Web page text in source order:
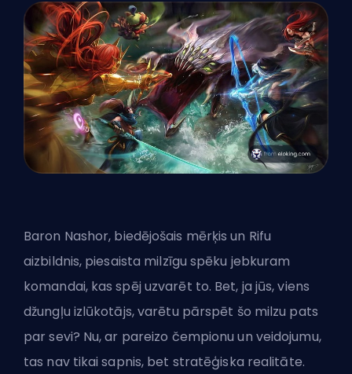
Baron Nashor, biedējošais mērķis un Rifu
aizbildnis, piesaista milzīgu spēku jebkuram
komandai, kas spēj uzvarēt to. Bet, ja jūs, viens
džungļu izlūkotājs, varētu pārspēt šo milzu pats
par sevi? Nu, ar pareizo čempionu un veidojumu,
tas nav tikai sapnis, bet stratēģiska realitāte.